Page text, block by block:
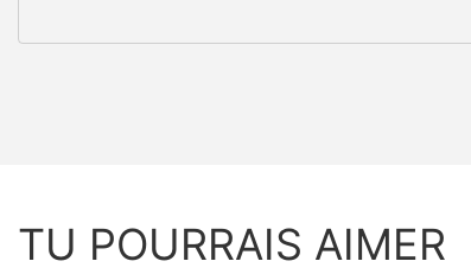
TU POURRAIS AIMER